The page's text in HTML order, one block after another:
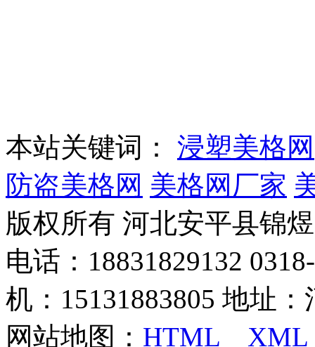
本站关键词： 浸塑美格网
防盗美格网 美格网厂家
版权所有 河北安平县锦
电话：18831829132
机：15131883805 地址
网站地图： HTML XML